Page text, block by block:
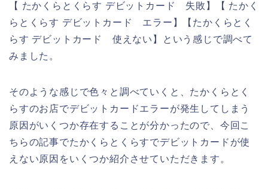
【 たかくらとくらす デビットカード 失敗】【 たかく
らとくらす デビットカード エラー】【たかくらとく
らす デビットカード 使えない】という感じで調べて
みました。
そのような感じで色々と調べていくと、たかくらとく
らすのお店でデビットカードエラーが発生してしまう
原因がいくつか存在することが分かったので、今回こ
ちらの記事でたかくらとくらすでデビットカードが使
えない原因をいくつか紹介させていただきます。